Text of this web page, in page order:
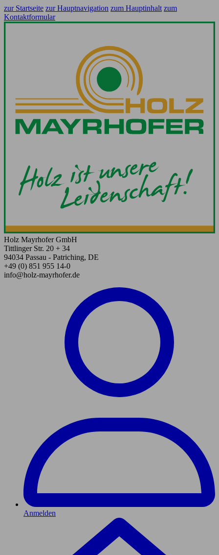
zur Startseite zur Hauptnavigation zum Hauptinhalt zum
Kontaktformular
Holz Mayrhofer GmbH
Tittlinger Str. 20 + 34
94034 Passau - Patriching, DE
+49 (0) 851 955 14-0
info@holz-mayrhofer.de
Anmelden